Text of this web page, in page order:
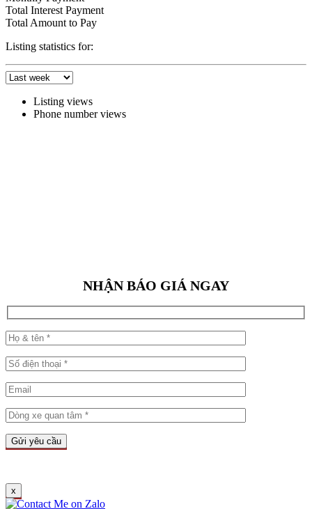
Total Interest Payment
Total Amount to Pay
Listing statistics for:
Listing views
Phone number views
NHẬN BÁO GIÁ NGAY
x